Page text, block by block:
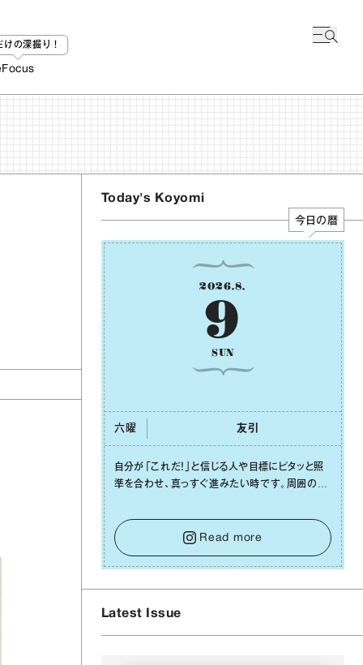
けの深掘り！
Focus
Today's Koyomi
今日の暦
2026.8.
9
SUN
六曜 友引
⾃分が「これだ！」と信じる⼈や⽬標にピタッと照
準を合わせ、真っすぐ進みたい時です。周囲の環
ても、あれこれ迷う必要はありません。余計なノイ
ズをそっと⼿放し、⽬の前のことに集中しましょ
う。そのブレない決意が、あなたにとって有意義
で安定した成果を引き寄せます。
Read more
Latest Issue